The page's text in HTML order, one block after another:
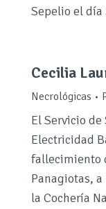
Sepelio el
Cecilia
Necrológicas
El Servicio
Electricidad
fallecimiento
Panagiotas,
la Cochería